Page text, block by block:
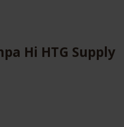
Hi HTG Supply